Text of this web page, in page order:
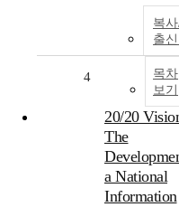
복
출
목차
보기
4
20/20
The
a National
Information